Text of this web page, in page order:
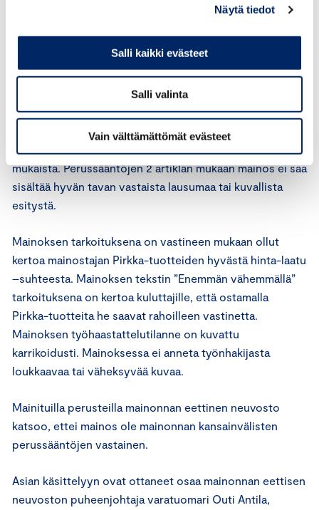
Näytä tiedot
Salli kaikki evästeet
Salli valinta
Vain välttämättömät evästeet
voisi katsoa olevan vastoin mainonnan kansainvälisiä
Mainonnan eettisen neuvoston lausunto
Mainonnan kansainvälisten perussääntöjen 1 artiklan
mukaan mainonnan on oltava lain ja hyvän tavan
mukaista. Perussääntöjen 2 artiklan mukaan mainos ei saa
sisältää hyvän tavan vastaista lausumaa tai kuvallista
esitystä.
Mainoksen tarkoituksena on vastineen mukaan ollut
kertoa mainostajan Pirkka-tuotteiden hyvästä hinta-laatu
–suhteesta. Mainoksen tekstin ”Enemmän vähemmällä”
tarkoituksena on kertoa kuluttajille, että ostamalla
Pirkka-tuotteita he saavat rahoilleen vastinetta.
Mainoksen työhaastattelutilanne on kuvattu
karrikoidusti. Mainoksessa ei anneta työnhakijasta
loukkaavaa tai väheksyvää kuvaa.
Mainituilla perusteilla mainonnan eettinen neuvosto
katsoo, ettei mainos ole mainonnan kansainvälisten
perussääntöjen vastainen.
Asian käsittelyyn ovat ottaneet osaa mainonnan eettisen
neuvoston puheenjohtaja varatuomari Outi Antila,